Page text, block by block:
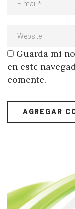
Guarda mi
en este
comente.